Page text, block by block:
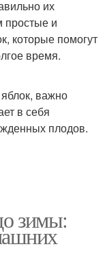
их
простые и
которые помогут
время.
важно
в себя
плодов.
зимы: